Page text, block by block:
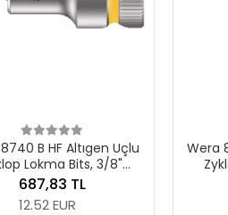
Wera 8740 B HF Altıgen Uçlu
Zyklop Lokma Bits, 3/8"
Soketli, Tutma Fonksiyonlu,
1/8" x 107 mm
851,71 TL
15.50 EUR